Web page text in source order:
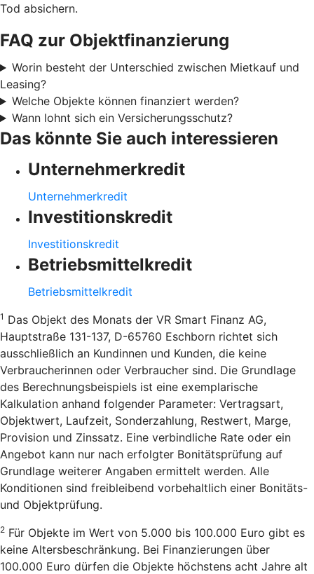
Tod absichern.
FAQ zur Objektfinanzierung
Worin besteht der Unterschied zwischen Mietkauf und
Leasing?
Welche Objekte können finanziert werden?
Wann lohnt sich ein Versicherungsschutz?
Das könnte Sie auch interessieren
Unternehmerkredit
Unternehmerkredit
Investitionskredit
Investitionskredit
Betriebsmittelkredit
Betriebsmittelkredit
1 Das Objekt des Monats der VR Smart Finanz AG,
Hauptstraße 131-137, D-65760 Eschborn richtet sich
ausschließlich an Kundinnen und Kunden, die keine
Verbraucherinnen oder Verbraucher sind. Die Grundlage
des Berechnungsbeispiels ist eine exemplarische
Kalkulation anhand folgender Parameter: Vertragsart,
Objektwert, Laufzeit, Sonderzahlung, Restwert, Marge,
Provision und Zinssatz. Eine verbindliche Rate oder ein
Angebot kann nur nach erfolgter Bonitätsprüfung auf
Grundlage weiterer Angaben ermittelt werden. Alle
Konditionen sind freibleibend vorbehaltlich einer Bonitäts-
und Objektprüfung.
2 Für Objekte im Wert von 5.000 bis 100.000 Euro gibt es
keine Altersbeschränkung. Bei Finanzierungen über
100.000 Euro dürfen die Objekte höchstens acht Jahre alt